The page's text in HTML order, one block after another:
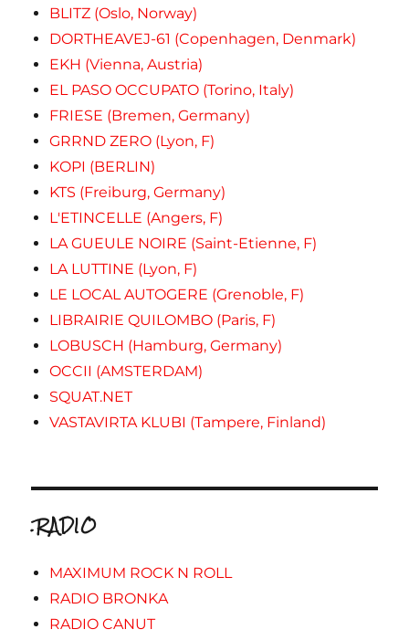
BLITZ (Oslo, Norway)
DORTHEAVEJ-61 (Copenhagen, Denmark)
EKH (Vienna, Austria)
EL PASO OCCUPATO (Torino, Italy)
FRIESE (Bremen, Germany)
GRRND ZERO (Lyon, F)
KOPI (BERLIN)
KTS (Freiburg, Germany)
L'ETINCELLE (Angers, F)
LA GUEULE NOIRE (Saint-Etienne, F)
LA LUTTINE (Lyon, F)
LE LOCAL AUTOGERE (Grenoble, F)
LIBRAIRIE QUILOMBO (Paris, F)
LOBUSCH (Hamburg, Germany)
OCCII (AMSTERDAM)
SQUAT.NET
VASTAVIRTA KLUBI (Tampere, Finland)
.RADIO
MAXIMUM ROCK N ROLL
RADIO BRONKA
RADIO CANUT